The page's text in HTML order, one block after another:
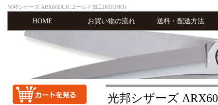
光邦シザーズ ARX60DUR ゴールド加工(KOUHO)
HOME お買い物の流れ 送料・配送方法
光邦シザーズ